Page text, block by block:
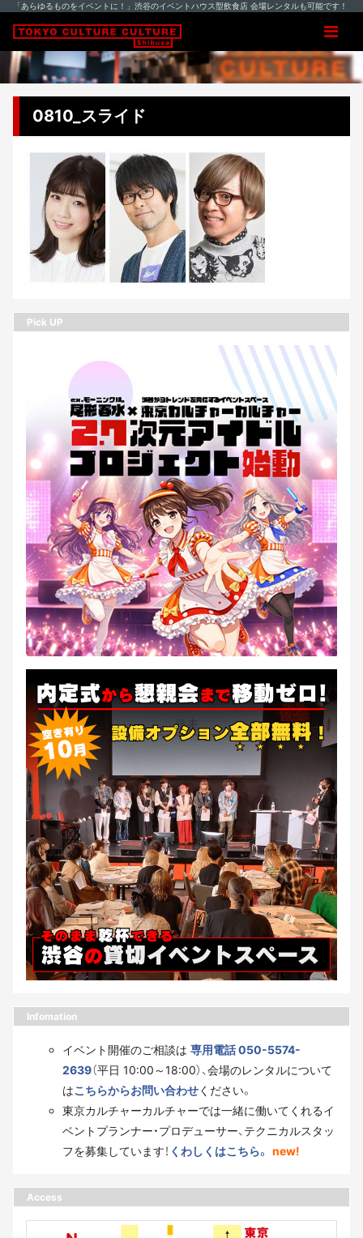
「あらゆるものをイベントに！」渋谷のイベントハウス型飲食店 会場レンタルも可能です！
0810_スライド
Pick UP
Infomation
イベント開催のご相談は 専用電話 050-5574-
2639（平日 10:00～18:00）、会場のレンタルについて
はこちらからお問い合わせください。
東京カルチャーカルチャーでは一緒に働いてくれるイ
ベントプランナー・プロデューサー、テクニカルスタッ
フを募集しています！ くわしくはこちら。 new!
Access